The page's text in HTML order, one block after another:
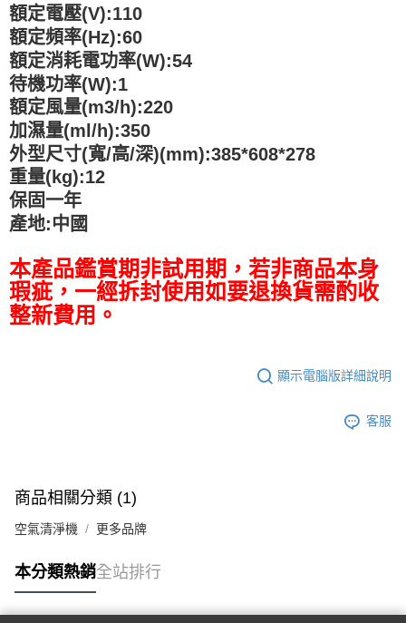
額定電壓(V):110
額定頻率(Hz):60
額定消耗電功率(W):54
待機功率(W):1
額定風量(m3/h):220
加濕量(ml/h):350
外型尺寸(寬/高/深)(mm):385*608*278
重量(kg):12
保固一年
產地:中國
本產品鑑賞期非試用期，若非商品本身
瑕疵，一經拆封使用如要退換貨需酌收
整新費用。
顯示電腦版詳細說明
客服
商品相關分類 (1)
空氣清淨機 更多品牌
本分類熱銷全站排行